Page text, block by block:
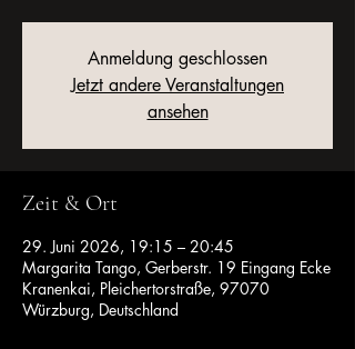
Anmeldung geschlossen
Jetzt andere Veranstaltungen
ansehen
Zeit & Ort
29. Juni 2026, 19:15 – 20:45
Margarita Tango, Gerberstr. 19 Eingang Ecke
Kranenkai, Pleichertorstraße, 97070
Würzburg, Deutschland